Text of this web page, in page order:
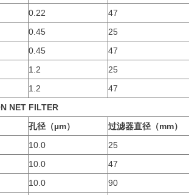
0.22
47
0.45
25
0.45
47
1.2
25
1.2
47
NET FILTER
孔径（µm）
过滤器直径（mm）
10.0
25
10.0
47
10.0 90